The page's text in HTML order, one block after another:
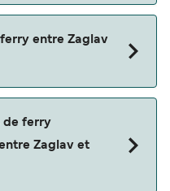
des traversées
Nous vous
ce qu'il en est, pour le
entre Zaglav
Le prix moyen
Prix hors frais de
de ferry
Zaglav et